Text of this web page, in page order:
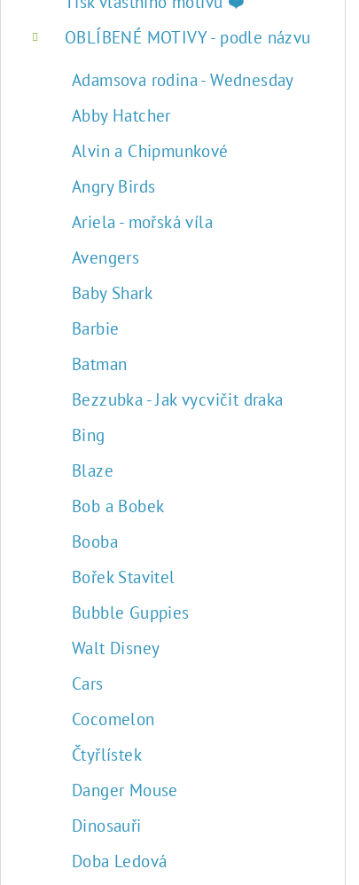
OBLÍBENÉ MOTIVY - podle názvu
Adamsova rodina - Wednesday
Abby Hatcher
Alvin a Chipmunkové
Angry Birds
Ariela - mořská víla
Avengers
Baby Shark
Barbie
Batman
Bezzubka - Jak vycvičit draka
Bing
Blaze
Bob a Bobek
Booba
Bořek Stavitel
Bubble Guppies
Walt Disney
Cars
Cocomelon
Čtyřlístek
Danger Mouse
Dinosauři
Doba Ledová